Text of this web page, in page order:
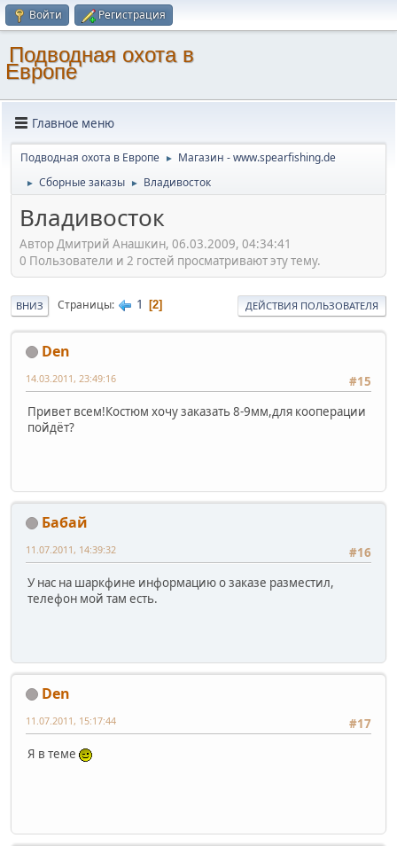
Войти Регистрация
Подводная охота в
Европе
Главное меню
Подводная охота в Европе ► Магазин - www.spearfishing.de
► Сборные заказы ► Владивосток
Владивосток
Автор Дмитрий Анашкин, 06.03.2009, 04:34:41
0 Пользователи и 2 гостей просматривают эту тему.
ВНИЗ Страницы 1 2 ДЕЙСТВИЯ ПОЛЬЗОВАТЕЛЯ
Den
#15
14.03.2011, 23:49:16
Привет всем!Костюм хочу заказать 8-9мм,для кооперации
пойдёт?
Бабай
#16
11.07.2011, 14:39:32
У нас на шаркфине информацию о заказе разместил,
телефон мой там есть.
Den
#17
11.07.2011, 15:17:44
Я в теме